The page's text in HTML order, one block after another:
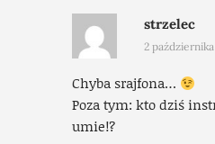
strzelec
2 października
Chyba srajfona…
Poza tym: kto dziś
umie!?